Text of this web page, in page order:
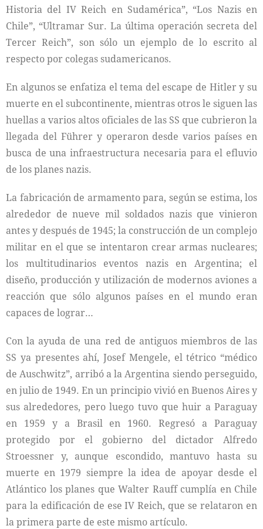
Historia del IV Reich en Sudamérica”, “Los Nazis en
Chile”, “Ultramar Sur. La última operación secreta del
Tercer Reich”, son sólo un ejemplo de lo escrito al
respecto por colegas sudamericanos.
En algunos se enfatiza el tema del escape de Hitler y su
muerte en el subcontinente, mientras otros le siguen las
huellas a varios altos oficiales de las SS que cubrieron la
llegada del Führer y operaron desde varios países en
busca de una infraestructura necesaria para el efluvio
de los planes nazis.
La fabricación de armamento para, según se estima, los
alrededor de nueve mil soldados nazis que vinieron
antes y después de 1945; la construcción de un complejo
militar en el que se intentaron crear armas nucleares;
los multitudinarios eventos nazis en Argentina; el
diseño, producción y utilización de modernos aviones a
reacción que sólo algunos países en el mundo eran
capaces de lograr…
Con la ayuda de una red de antiguos miembros de las
SS ya presentes ahí, Josef Mengele, el tétrico “médico
de Auschwitz”, arribó a la Argentina siendo perseguido,
en julio de 1949. En un principio vivió en Buenos Aires y
sus alrededores, pero luego tuvo que huir a Paraguay
en 1959 y a Brasil en 1960. Regresó a Paraguay
protegido por el gobierno del dictador Alfredo
Stroessner y, aunque escondido, mantuvo hasta su
muerte en 1979 siempre la idea de apoyar desde el
Atlántico los planes que Walter Rauff cumplía en Chile
para la edificación de ese IV Reich, que se relataron en
la primera parte de este mismo artículo.